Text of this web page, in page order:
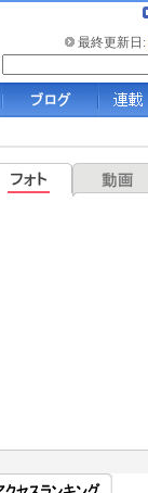
最終更新日: